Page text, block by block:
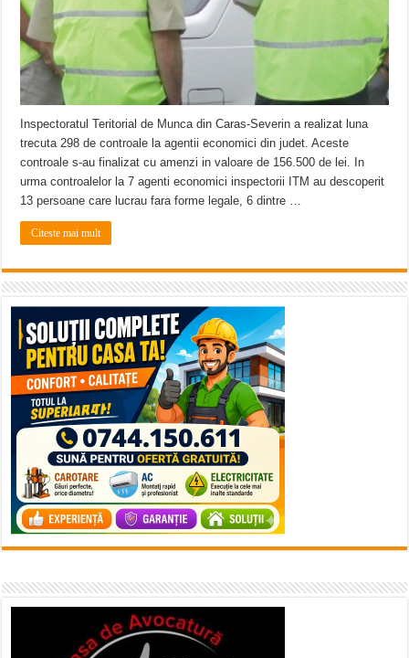
Inspectoratul Teritorial de Munca din Caras-Severin a realizat luna
trecuta 298 de controale la agentii economici din judet. Aceste
controale s-au finalizat cu amenzi in valoare de 156.500 de lei. In
urma controalelor la 7 agenti economici inspectorii ITM au descoperit
13 persoane care lucrau fara forme legale, 6 dintre …
Citeste mai mult